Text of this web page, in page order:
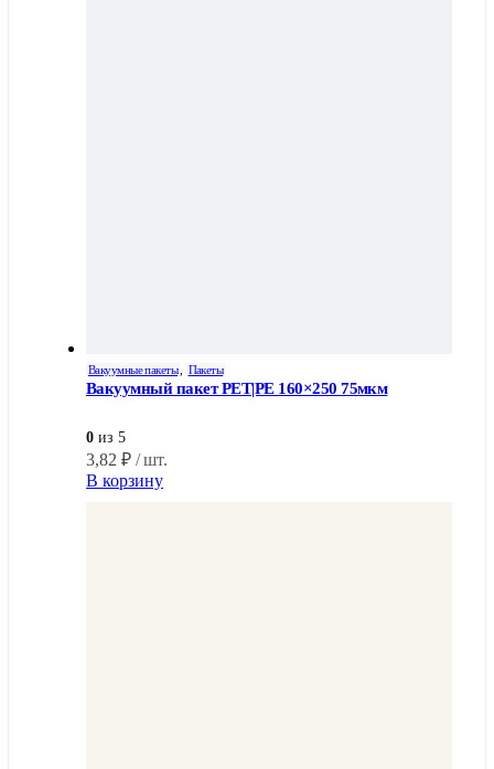
Вакуумные пакеты Пакеты
Вакуумный пакет PET|PE 160×250 75мкм
0 из 5
3,82 ₽ / шт.
В корзину